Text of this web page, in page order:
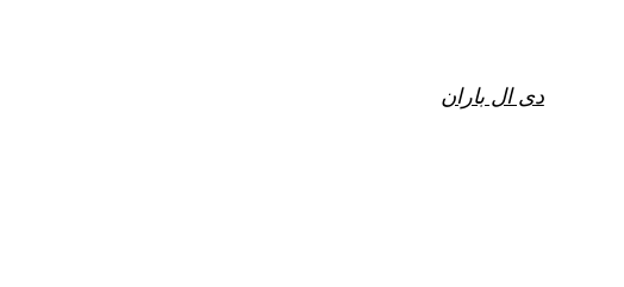
دی ال باران